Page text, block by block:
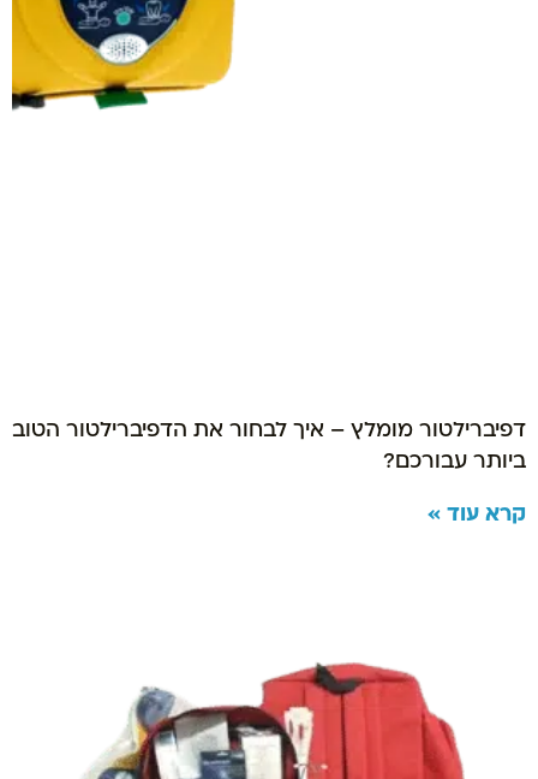
דפיברילטור מומלץ – איך לבחור את הדפיברילטור הטוב
ביותר עבורכם?
קרא עוד »